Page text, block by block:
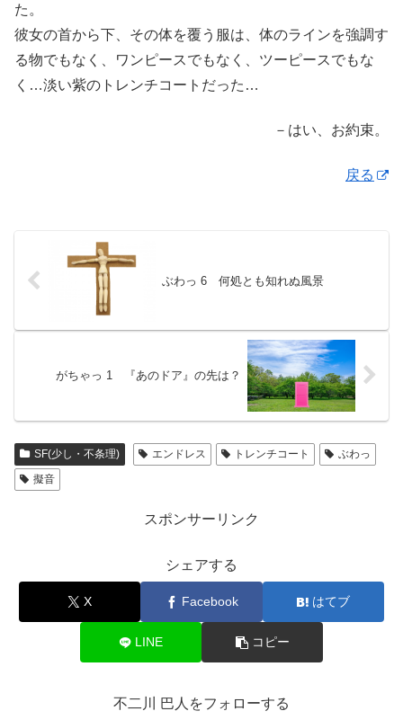
た。
彼女の首から下、その体を覆う服は、体のラインを強調す
る物でもなく、ワンピースでもなく、ツーピースでもな
く…淡い紫のトレンチコートだった…
－はい、お約束。
戻る
ぶわっ 6 何処とも知れぬ風景
がちゃっ 1 『あのドア』の先は？
SF(少し・不条理) エンドレス トレンチコート
ぶわっ
擬音
スポンサーリンク
シェアする
X Facebook はてブ
LINE コピー
不二川 巴人をフォローする